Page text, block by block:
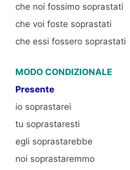
che noi fossimo soprastati
che voi foste soprastati
che essi fossero soprastati
MODO CONDIZIONALE
Presente
io soprastarei
tu soprastaresti
egli soprastarebbe
noi soprastaremmo